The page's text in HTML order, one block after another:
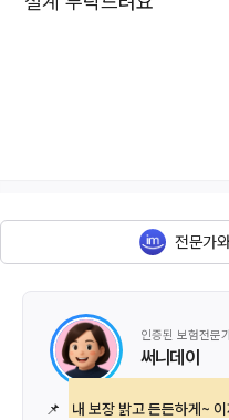
전문가
인증된 보험전문
써니데이
📌 내 보장 밝고 든든하게~